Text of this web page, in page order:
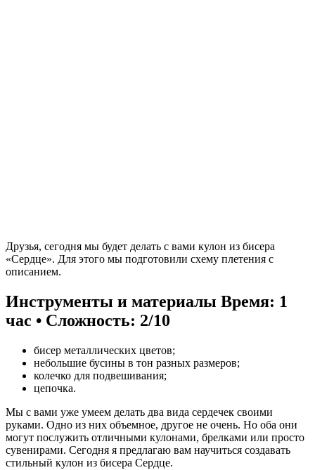
Друзья, сегодня мы будет делать с вами кулон из бисера
«Сердце». Для этого мы подготовили схему плетения с
описанием.
Инструменты и материалы Время: 1
час • Сложность: 2/10
бисер металлических цветов;
небольшие бусины в тон разных размеров;
колечко для подвешивания;
цепочка.
Мы с вами уже умеем делать два вида сердечек своими
руками. Одно из них объемное, другое не очень. Но оба они
могут послужить отличными кулонами, брелками или просто
сувенирами. Сегодня я предлагаю вам научиться создавать
стильный кулон из бисера Сердце.